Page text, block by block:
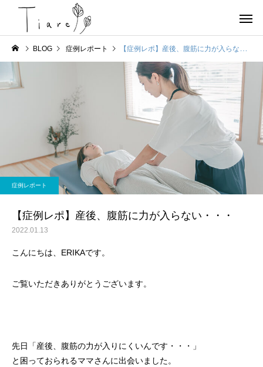
お店情報
京都北部 宮津で唯一の女
性専用のコンディショニン
グサロンTiare（ティアレ）
のご紹介
OHAYOGA 25/7/27開
【参加者募集】
BLOG 症例レポート 【症例レポ】産後、腹筋に力が入らない・・・
症例レポート
【症例レポ】産後、腹筋に力が入らない・・・
2022.01.13
こんにちは、ERIKAです。
ご覧いただきありがとうございます。
先日「産後、腹筋の力が入りにくいんです・・・」
と困っておられるママさんに出会いました。